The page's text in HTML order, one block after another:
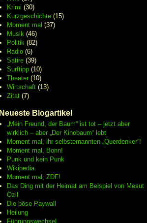
Krimi (30)
Kurzgeschichte(15)
Moment mal (37)
Musik(46)
Politik(82)
Radio(6)
Satire(39)
Surftipp(10)
Theater(10)
Wirtschaft(13)
Zitat(7)
Neueste Blogartikel
„Mein Freund, der Baum“ ist tot – jetzt aber
wirklich – aber „Der Kinobaum“ lebt
Moment mal, ihr selbsternannten „Querdenker“!
Moment mal, Bonn!
Punk und kein Punk
Wikipedia
Moment mal, ZDF!
Das Ding mit der Heimat am Beispiel von Mesut
Özil
Die böse Paywall
Heilung
Führungswechsel